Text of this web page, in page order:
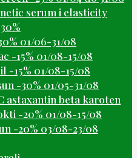
serum i elasticity
01/06-31/08
-15% 01/08-15/08
-15% 01/08-15/08
-30% 01/05-31/08
astaxantin beta karoten
-20% 01/08-15/08
-20% 03/08-23/08